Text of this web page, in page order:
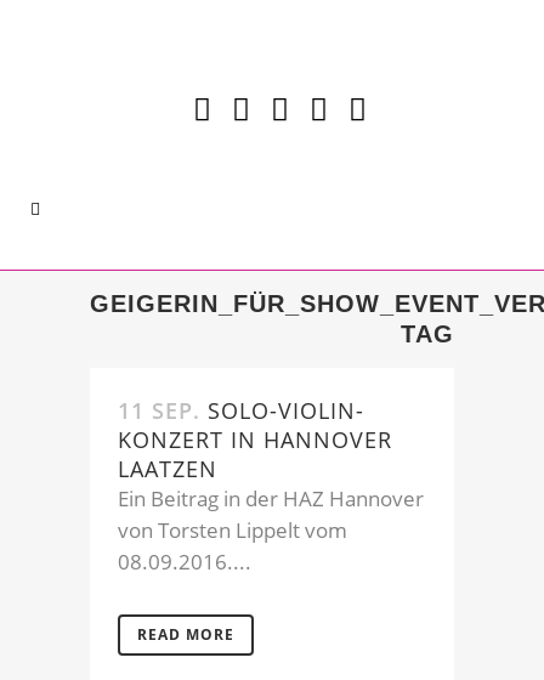
TAG
11 SEP. SOLO-VIOLIN-
KONZERT IN HANNOVER
LAATZEN
Ein Beitrag in der HAZ Hannover
von Torsten Lippelt vom
08.09.2016....
READ MORE